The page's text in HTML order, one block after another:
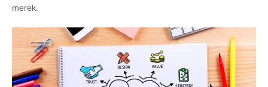
merek.